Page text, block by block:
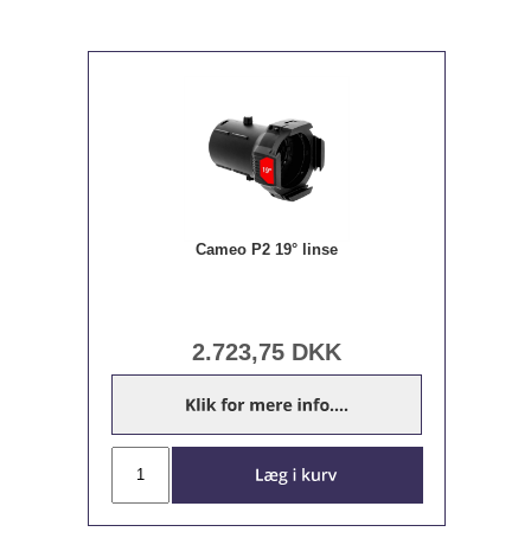
Cameo P2 19° linse
2.723,75 DKK